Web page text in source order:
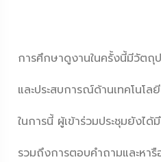
การศึกษาดูงานในครั้งนี้มีวัตถุ
และประสบการณ์ด้านเทคโนโ
ในการนี้ ผู้เข้าร่วมประชุมยังไ
รวมถึงการตอบคำถามและหา